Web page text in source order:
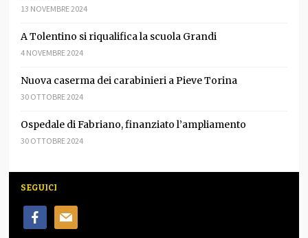
13 NOVEMBRE 2024
A Tolentino si riqualifica la scuola Grandi
4 NOVEMBRE 2024
Nuova caserma dei carabinieri a Pieve Torina
30 OTTOBRE 2024
Ospedale di Fabriano, finanziato l’ampliamento
30 OTTOBRE 2024
SEGUICI
facebookmail